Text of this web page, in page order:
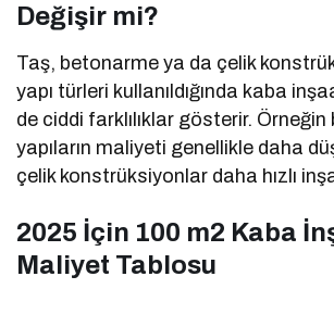
Değişir mi?
Taş, betonarme ya da çelik
yapı türleri kullanıldığında kaba
de ciddi farklılıklar gösterir.
yapıların maliyeti genellikle daha
çelik konstrüksiyonlar daha hızlı
2025 İçin 100 m2 Kaba
Maliyet Tablosu